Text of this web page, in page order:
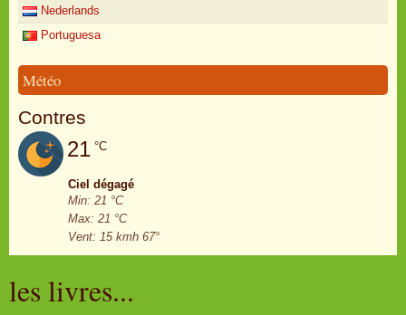
Nederlands
Portuguesa
Météo
Contres
21 °C
Ciel dégagé
Min: 21 °C
Max: 21 °C
Vent: 15 kmh 67°
les livres...